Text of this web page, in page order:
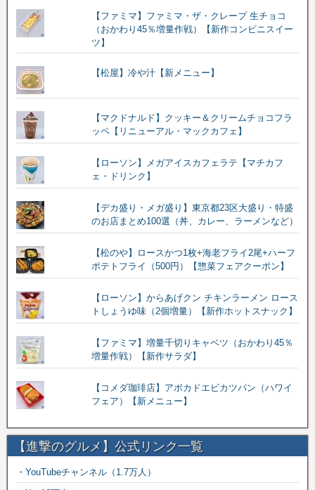
【ファミマ】ファミマ・ザ・クレープ 生チョコ
（おかわり45％増量作戦）【新作コンビニスイー
ツ】
【松屋】冷や汁【新メニュー】
【マクドナルド】クッキー＆クリームチョコフラ
ッペ【リニューアル・マックカフェ】
【ローソン】メガアイスカフェラテ【マチカフ
ェ・ドリンク】
【デカ盛り・メガ盛り】東京都23区大盛り・特盛
のお店まとめ100選（丼、カレー、ラーメンなど）
【松のや】ロースかつ1枚+海老フライ2尾+ハーフ
ポテトフライ（500円）【惣菜フェアクーポン】
【ローソン】からあげクン チキンラーメン ロース
トしょうゆ味（2個増量）【新作ホットスナック】
【ファミマ】増量千切りキャベツ（おかわり45％
増量作戦）【新作サラダ】
【コメダ珈琲店】アボカドエビカツパン（ハワイ
フェア）【新メニュー】
【進撃のグルメ】公式リンク一覧
・ YouTubeチャンネル（1.7万人）